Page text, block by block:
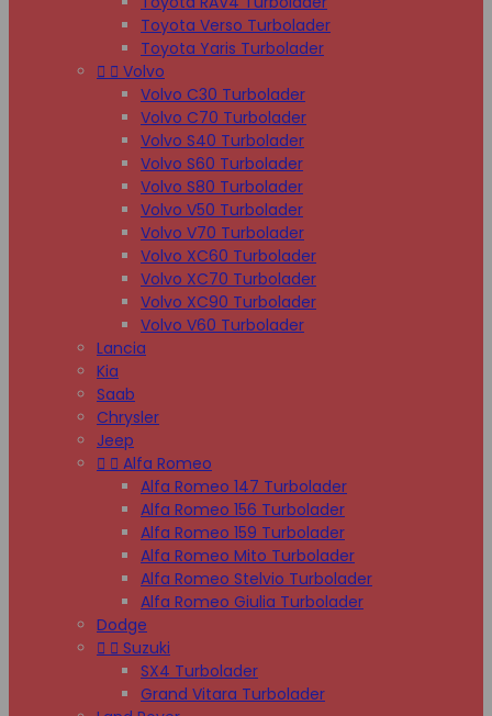
Toyota Verso Turbolader
Toyota Yaris Turbolader
  Volvo
Volvo C30 Turbolader
Volvo C70 Turbolader
Volvo S40 Turbolader
Volvo S60 Turbolader
Volvo S80 Turbolader
Volvo V50 Turbolader
Volvo V70 Turbolader
Volvo XC60 Turbolader
Volvo XC70 Turbolader
Volvo XC90 Turbolader
Volvo V60 Turbolader
Lancia
Kia
Saab
Chrysler
Jeep
  Alfa Romeo
Alfa Romeo 147 Turbolader
Alfa Romeo 156 Turbolader
Alfa Romeo 159 Turbolader
Alfa Romeo Mito Turbolader
Alfa Romeo Stelvio Turbolader
Alfa Romeo Giulia Turbolader
Dodge
  Suzuki
SX4 Turbolader
Grand Vitara Turbolader